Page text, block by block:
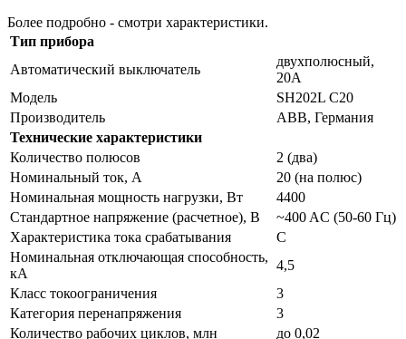
Более подробно - смотри характеристики.
Тип прибора
Автоматический выключатель
двухполюсный,
20А
Модель
SH202L C20
Производитель
АВВ, Германия
Технические характеристики
Количество полюсов
2 (два)
Номинальный ток, А
20 (на полюс)
Номинальная мощность нагрузки, Вт
4400
Стандартное напряжение (расчетное), В
~400 AC (50-60 Гц)
Характеристика тока срабатывания
С
Номинальная отключающая способность,
кА
4,5
Класс токоограничения
3
Категория перенапряжения
3
Количество рабочих циклов, млн
до 0,02